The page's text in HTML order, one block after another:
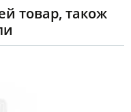
товар, також